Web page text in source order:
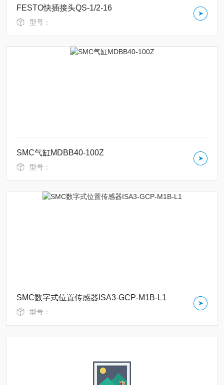
FESTO快插接头QS-1/2-16
型号：
SMC气缸MDBB40-100Z
型号：
SMC数字式位置传感器ISA3-GCP-M1B-L1
型号：